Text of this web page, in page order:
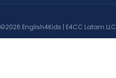
©2026 English4Kids | E4CC Latam LLC